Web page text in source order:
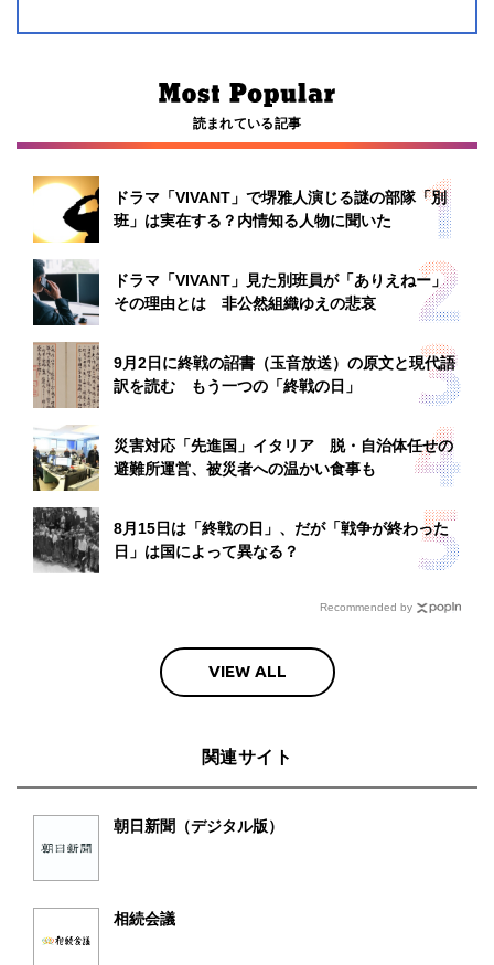
読まれている記事
ドラマ「VIVANT」で堺雅人演じる謎の部隊「別
班」は実在する？内情知る人物に聞いた
ドラマ「VIVANT」見た別班員が「ありえねー」
その理由とは 非公然組織ゆえの悲哀
9月2日に終戦の詔書（玉音放送）の原文と現代語
訳を読む もう一つの「終戦の日」
災害対応「先進国」イタリア 脱・自治体任せの
避難所運営、被災者への温かい食事も
8月15日は「終戦の日」、だが「戦争が終わった
日」は国によって異なる？
Recommended by
VIEW ALL
関連サイト
朝日新聞（デジタル版）
相続会議